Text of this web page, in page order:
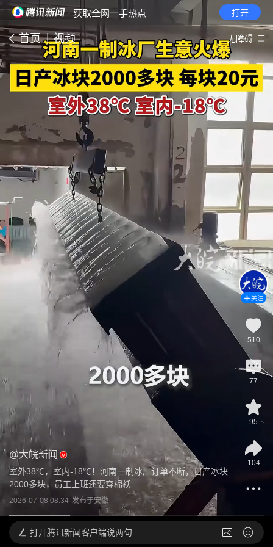
· 获取全网一手热点 打开
首页 视频 无障碍
@大皖新闻
室外38℃，室内-18℃！河南一制冰厂订单不断，日产冰块
2000多块，员工上班还要穿棉袄
2026-07-08 08:34 发布于安徽
关注
510
77
95
104
打开腾讯新闻客户端说两句